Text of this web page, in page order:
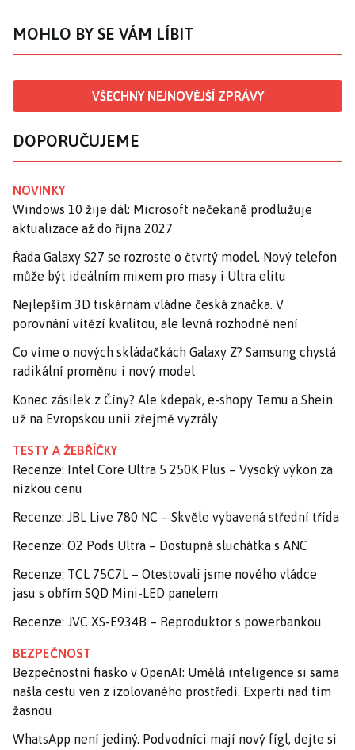
MOHLO BY SE VÁM LÍBIT
VŠECHNY NEJNOVĚJŠÍ ZPRÁVY
DOPORUČUJEME
NOVINKY
Windows 10 žije dál: Microsoft nečekaně prodlužuje
aktualizace až do října 2027
Řada Galaxy S27 se rozroste o čtvrtý model. Nový telefon
může být ideálním mixem pro masy i Ultra elitu
Nejlepším 3D tiskárnám vládne česká značka. V
porovnání vítězí kvalitou, ale levná rozhodně není
Co víme o nových skládačkách Galaxy Z? Samsung chystá
radikální proměnu i nový model
Konec zásilek z Číny? Ale kdepak, e-shopy Temu a Shein
už na Evropskou unii zřejmě vyzrály
TESTY A ŽEBŘÍČKY
Recenze: Intel Core Ultra 5 250K Plus – Vysoký výkon za
nízkou cenu
Recenze: JBL Live 780 NC – Skvěle vybavená střední třída
Recenze: O2 Pods Ultra – Dostupná sluchátka s ANC
Recenze: TCL 75C7L – Otestovali jsme nového vládce
jasu s obřím SQD Mini-LED panelem
Recenze: JVC XS-E934B – Reproduktor s powerbankou
BEZPEČNOST
Bezpečnostní fiasko v OpenAI: Umělá inteligence si sama
našla cestu ven z izolovaného prostředí. Experti nad tím
žasnou
WhatsApp není jediný. Podvodníci mají nový fígl, dejte si